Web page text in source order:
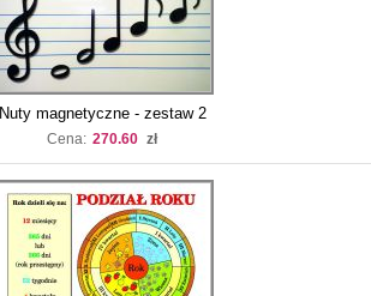
Nuty magnetyczne - zestaw 2
Cena: 270.60 zł